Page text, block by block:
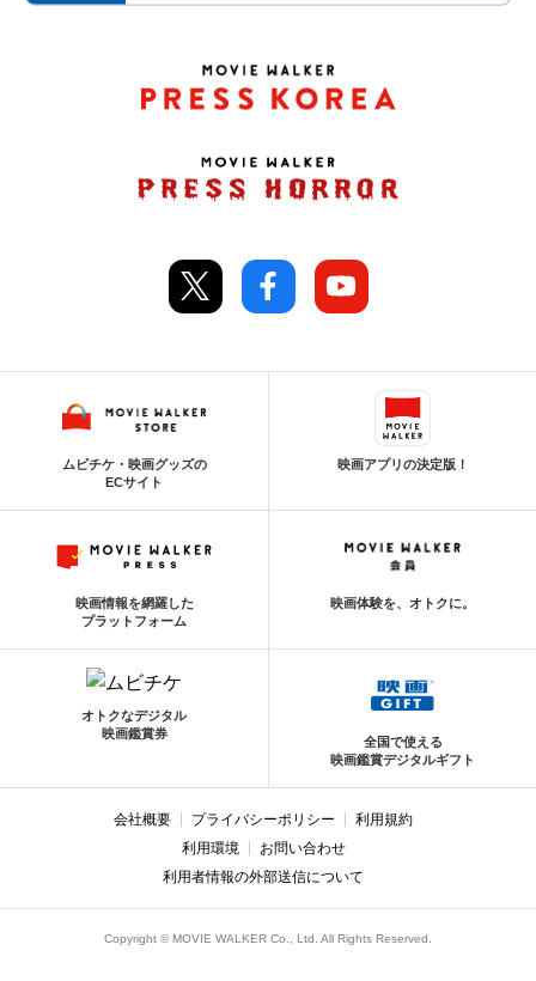
ムビチケ・映画グッズの
ECサイト
映画アプリの決定版！
映画情報を網羅した
プラットフォーム
映画体験を、オトクに。
オトクなデジタル
映画鑑賞券
全国で使える
映画鑑賞デジタルギフト
会社概要 プライバシーポリシー
利用規約
利用環境
お問い合わせ
利用者情報の外部送信について
Copyright © MOVIE WALKER Co., Ltd. All Rights Reserved.